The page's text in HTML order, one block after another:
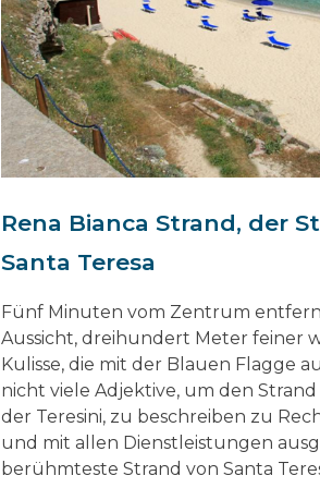
Rena Bianca Strand, der
Santa Teresa
Fünf Minuten vom Zentrum
Aussicht, dreihundert Meter feiner
Kulisse, die mit der Blauen Flagge
nicht viele Adjektive, um den Strand
der Teresini, zu beschreiben zu
und mit allen Dienstleistungen
berühmteste Strand von Santa